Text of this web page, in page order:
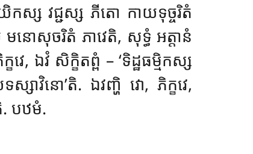
កស្ស វជ្ជស្ស ភីតោ កាយទុច្ចរិតំ
ោសុចរិតំ ភាវេតិ, សុទ្ធំ អត្តានំ
វេ, ឯវំ សិក្ខិតព្ពំ – ‘ទិដ្ឋធម្មិកស្ស
ស្សាវិនោ’តិ. ឯវញ្ហិ វោ, ភិក្ខវេ,
. បឋមំ.